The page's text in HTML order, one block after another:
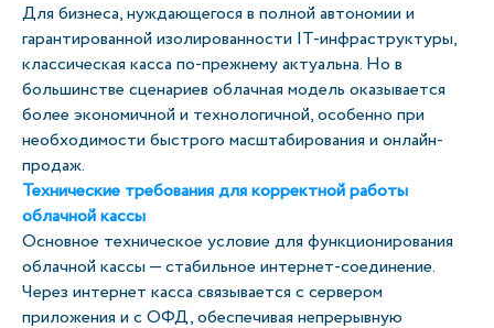
Для бизнеса, нуждающегося в полной автономии и
гарантированной изолированности IT-инфраструктуры,
классическая касса по-прежнему актуальна. Но в
большинстве сценариев облачная модель оказывается
более экономичной и технологичной, особенно при
необходимости быстрого масштабирования и онлайн-
продаж.
Технические требования для корректной работы
облачной кассы
Основное техническое условие для функционирования
облачной кассы — стабильное интернет-соединение.
Через интернет касса связывается с сервером
приложения и с ОФД, обеспечивая непрерывную